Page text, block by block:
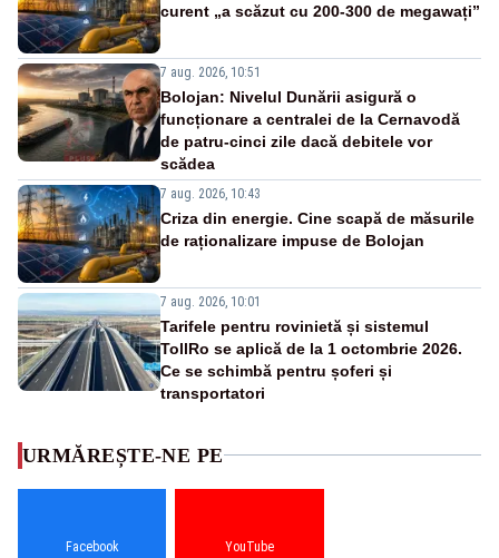
curent „a scăzut cu 200-300 de megawați”
7 aug. 2026, 10:51
Bolojan: Nivelul Dunării asigură o
funcționare a centralei de la Cernavodă
de patru-cinci zile dacă debitele vor
scădea
7 aug. 2026, 10:43
Criza din energie. Cine scapă de măsurile
de raționalizare impuse de Bolojan
7 aug. 2026, 10:01
Tarifele pentru rovinietă și sistemul
TollRo se aplică de la 1 octombrie 2026.
Ce se schimbă pentru șoferi și
transportatori
URMĂREȘTE-NE PE
Facebook YouTube